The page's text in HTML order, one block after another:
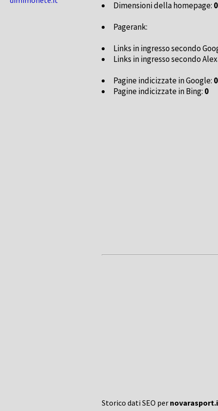
Dimensioni della homepage: 0
Pagerank:
Links in ingresso secondo
Links in ingresso secondo
Pagine indicizzate in Google: 0
Pagine indicizzate in Bing: 0
Storico dati SEO per